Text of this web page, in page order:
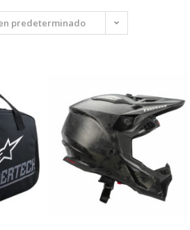
predeterminado